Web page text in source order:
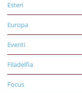
Esteri
Europa
Eventi
Filadelfia
Focus